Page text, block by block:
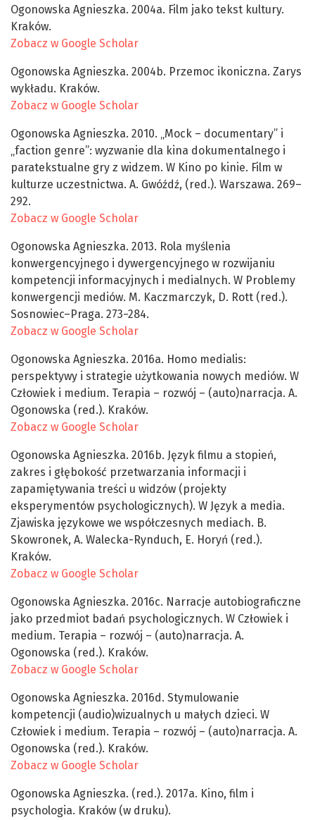
Ogonowska Agnieszka. 2004a. Film jako tekst kultury.
Kraków.
Zobacz w Google Scholar
Ogonowska Agnieszka. 2004b. Przemoc ikoniczna. Zarys
wykładu. Kraków.
Zobacz w Google Scholar
Ogonowska Agnieszka. 2010. „Mock – documentary” i
„faction genre”: wyzwanie dla kina dokumentalnego i
paratekstualne gry z widzem. W Kino po kinie. Film w
kulturze uczestnictwa. A. Gwóźdź, (red.). Warszawa. 269–
292.
Zobacz w Google Scholar
Ogonowska Agnieszka. 2013. Rola myślenia
konwergencyjnego i dywergencyjnego w rozwijaniu
kompetencji informacyjnych i medialnych. W Problemy
konwergencji mediów. M. Kaczmarczyk, D. Rott (red.).
Sosnowiec–Praga. 273−284.
Zobacz w Google Scholar
Ogonowska Agnieszka. 2016a. Homo medialis:
perspektywy i strategie użytkowania nowych mediów. W
Człowiek i medium. Terapia – rozwój – (auto)narracja. A.
Ogonowska (red.). Kraków.
Zobacz w Google Scholar
Ogonowska Agnieszka. 2016b. Język filmu a stopień,
zakres i głębokość przetwarzania informacji i
zapamiętywania treści u widzów (projekty
eksperymentów psychologicznych). W Język a media.
Zjawiska językowe we współczesnych mediach. B.
Skowronek, A. Walecka-Rynduch, E. Horyń (red.).
Kraków.
Zobacz w Google Scholar
Ogonowska Agnieszka. 2016c. Narracje autobiograficzne
jako przedmiot badań psychologicznych. W Człowiek i
medium. Terapia – rozwój – (auto)narracja. A.
Ogonowska (red.). Kraków.
Zobacz w Google Scholar
Ogonowska Agnieszka. 2016d. Stymulowanie
kompetencji (audio)wizualnych u małych dzieci. W
Człowiek i medium. Terapia – rozwój – (auto)narracja. A.
Ogonowska (red.). Kraków.
Zobacz w Google Scholar
Ogonowska Agnieszka. (red.). 2017a. Kino, film i
psychologia. Kraków (w druku).